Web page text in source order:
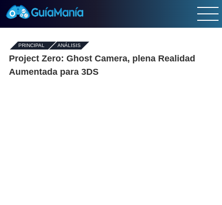
PRINCIPAL - ANÁLISIS
Project Zero: Ghost Camera, plena Realidad
Aumentada para 3DS